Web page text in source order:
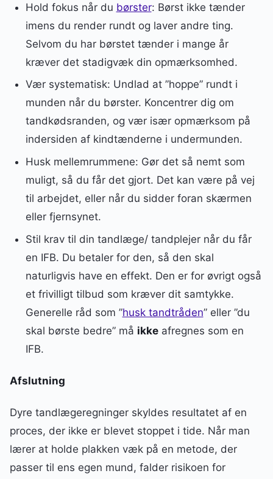
Hold fokus når du børster: Børst ikke tænder
imens du render rundt og laver andre ting.
Selvom du har børstet tænder i mange år
kræver det stadigvæk din opmærksomhed.
Vær systematisk: Undlad at ”hoppe” rundt i
munden når du børster. Koncentrer dig om
tandkødsranden, og vær især opmærksom på
indersiden af kindtænderne i undermunden.
Husk mellemrummene: Gør det så nemt som
muligt, så du får det gjort. Det kan være på vej
til arbejdet, eller når du sidder foran skærmen
eller fjernsynet.
Stil krav til din tandlæge/ tandplejer når du får
en IFB. Du betaler for den, så den skal
naturligvis have en effekt. Den er for øvrigt også
et frivilligt tilbud som kræver dit samtykke.
Generelle råd som ”husk tandtråden” eller ”du
skal børste bedre” må ikkeafregnes som en
IFB.
Afslutning
Dyre tandlægeregninger skyldes resultatet af en
proces, der ikke er blevet stoppet i tide. Når man
lærer at holde plakken væk på en metode, der
passer til ens egen mund, falder risikoen for